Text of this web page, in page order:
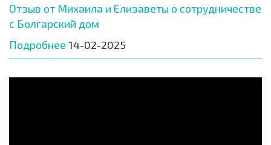
Отзыв от Михаила и Елизаветы о сотрудничестве
с Болгарский дом
Подробнее 14-02-2025